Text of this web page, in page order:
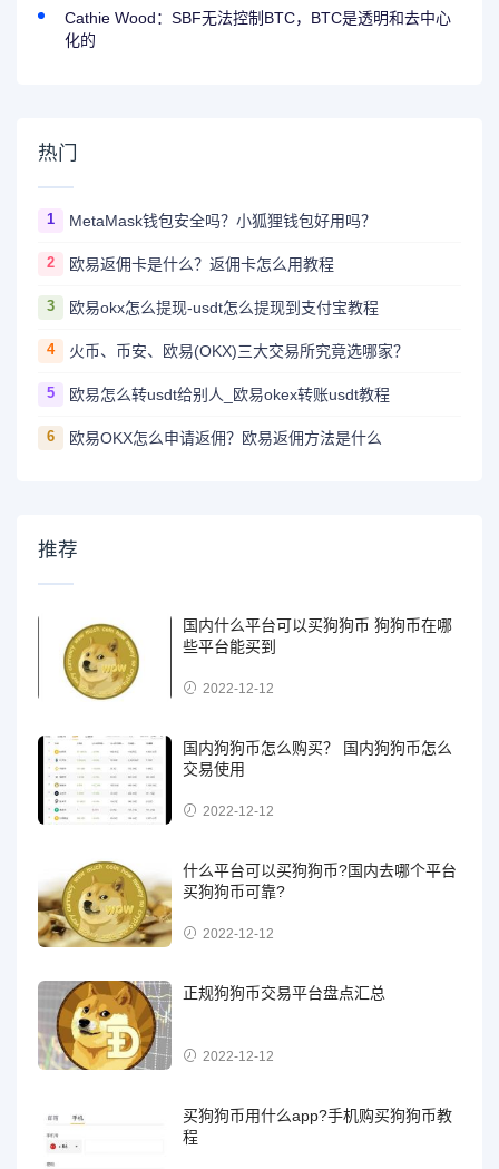
Cathie Wood：SBF无法控制BTC，BTC是透明和去中心
化的
热门
1 MetaMask钱包安全吗？小狐狸钱包好用吗？
2 欧易返佣卡是什么？返佣卡怎么用教程
3 欧易okx怎么提现-usdt怎么提现到支付宝教程
4 火币、币安、欧易(OKX)三大交易所究竟选哪家？
5 欧易怎么转usdt给别人_欧易okex转账usdt教程
6 欧易OKX怎么申请返佣？欧易返佣方法是什么
推荐
国内什么平台可以买狗狗币 狗狗币在哪
些平台能买到
2022-12-12
国内狗狗币怎么购买？ 国内狗狗币怎么
交易使用
2022-12-12
什么平台可以买狗狗币?国内去哪个平台
买狗狗币可靠?
2022-12-12
正规狗狗币交易平台盘点汇总
2022-12-12
买狗狗币用什么app?手机购买狗狗币教
程